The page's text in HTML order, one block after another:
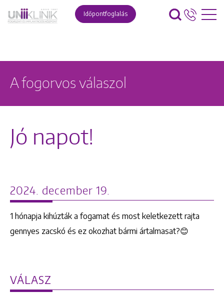
Időpontfoglalás
A fogorvos válaszol
Jó napot!
2024. december 19.
1 hónapja kihúzták a fogamat és most keletkezett rajta
gennyes zacskó és ez okozhat bármi ártalmasat?😊
VÁLASZ